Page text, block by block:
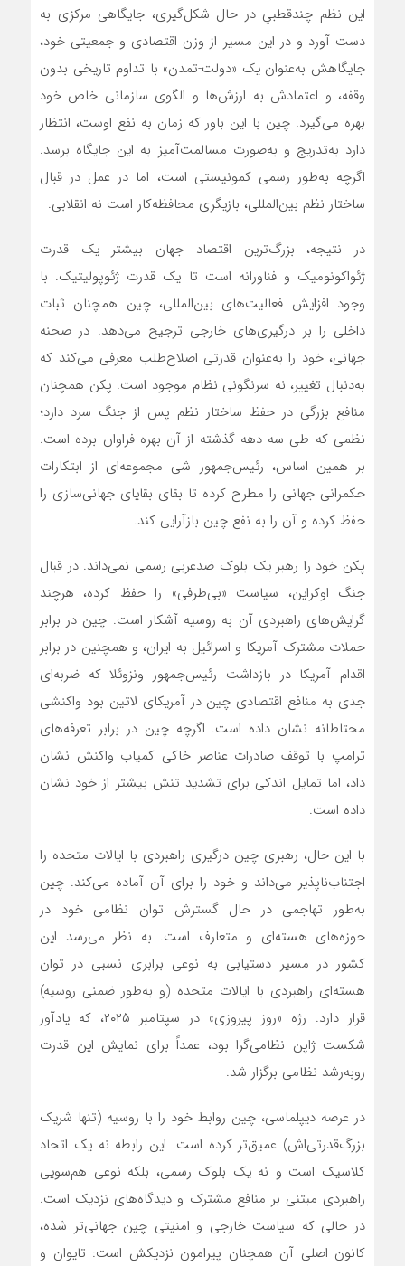
این نظم چندقطبیِ در حال شکل‌گیری، جایگاهی مرکزی به
دست آورد و در این مسیر از وزن اقتصادی و جمعیتی خود،
جایگاهش به‌عنوان یک «دولت-تمدن» با تداوم تاریخی بدون
وقفه، و اعتمادش به ارزش‌ها و الگوی سازمانی خاص خود
بهره می‌گیرد. چین با این باور که زمان به نفع اوست، انتظار
دارد به‌تدریج و به‌صورت مسالمت‌آمیز به این جایگاه برسد.
اگرچه به‌طور رسمی کمونیستی است، اما در عمل در قبال
ساختار نظم بین‌المللی، بازیگری محافظه‌کار است نه انقلابی.
در نتیجه، بزرگ‌ترین اقتصاد جهان بیشتر یک قدرت
ژئواکونومیک و فناورانه است تا یک قدرت ژئوپولیتیک. با
وجود افزایش فعالیت‌های بین‌المللی، چین همچنان ثبات
داخلی را بر درگیری‌های خارجی ترجیح می‌دهد. در صحنه
جهانی، خود را به‌عنوان قدرتی اصلاح‌طلب معرفی می‌کند که
به‌دنبال تغییر، نه سرنگونی نظام موجود است. پکن همچنان
منافع بزرگی در حفظ ساختار نظم پس از جنگ سرد دارد؛
نظمی که طی سه دهه گذشته از آن بهره فراوان برده است.
بر همین اساس، رئیس‌جمهور شی مجموعه‌ای از ابتکارات
حکمرانی جهانی را مطرح کرده تا بقای بقایای جهانی‌سازی را
حفظ کرده و آن را به نفع چین بازآرایی کند.
پکن خود را رهبر یک بلوک ضدغربی رسمی نمی‌داند. در قبال
جنگ اوکراین، سیاست «بی‌طرفی» را حفظ کرده، هرچند
گرایش‌های راهبردی آن به روسیه آشکار است. چین در برابر
حملات مشترک آمریکا و اسرائیل به ایران، و همچنین در برابر
اقدام آمریکا در بازداشت رئیس‌جمهور ونزوئلا که ضربه‌ای
جدی به منافع اقتصادی چین در آمریکای لاتین بود واکنشی
محتاطانه نشان داده است. اگرچه چین در برابر تعرفه‌های
ترامپ با توقف صادرات عناصر خاکی کمیاب واکنش نشان
داد، اما تمایل اندکی برای تشدید تنش بیشتر از خود نشان
داده است.
با این حال، رهبری چین درگیری راهبردی با ایالات متحده را
اجتناب‌ناپذیر می‌داند و خود را برای آن آماده می‌کند. چین
به‌طور تهاجمی در حال گسترش توان نظامی خود در
حوزه‌های هسته‌ای و متعارف است. به نظر می‌رسد این
کشور در مسیر دستیابی به نوعی برابری نسبی در توان
هسته‌ای راهبردی با ایالات متحده (و به‌طور ضمنی روسیه)
قرار دارد. رژه «روز پیروزی» در سپتامبر ۲۰۲۵، که یادآور
شکست ژاپن نظامی‌گرا بود، عمداً برای نمایش این قدرت
رو‌به‌رشد نظامی برگزار شد.
در عرصه دیپلماسی، چین روابط خود را با روسیه (تنها شریک
بزرگ‌قدرتی‌اش) عمیق‌تر کرده است. این رابطه نه یک اتحاد
کلاسیک است و نه یک بلوک رسمی، بلکه نوعی هم‌سویی
راهبردی مبتنی بر منافع مشترک و دیدگاه‌های نزدیک است.
در حالی که سیاست خارجی و امنیتی چین جهانی‌تر شده،
کانون اصلی آن همچنان پیرامون نزدیکش است: تایوان و